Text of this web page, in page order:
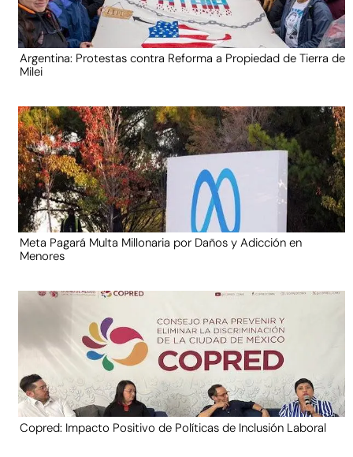
Argentina: Protestas contra Reforma a Propiedad de Tierra de
Milei
Meta Pagará Multa Millonaria por Daños y Adicción en
Menores
Copred: Impacto Positivo de Políticas de Inclusión Laboral